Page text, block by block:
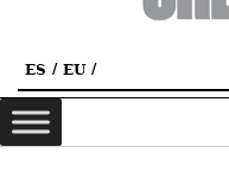
ES EU